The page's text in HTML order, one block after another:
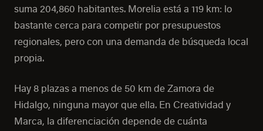
suma 204,860 habitantes. Morelia está a 119 km: lo
bastante cerca para competir por presupuestos
regionales, pero con una demanda de búsqueda local
propia.
Hay 8 plazas a menos de 50 km de Zamora de
Hidalgo, ninguna mayor que ella. En Creatividad y
Marca, la diferenciación depende de cuánta